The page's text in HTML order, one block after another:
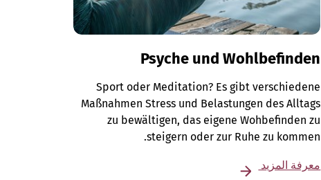
Psyche und Wohlbefinden
Sport oder Meditation? Es gibt verschiedene
Maßnahmen Stress und Belastungen des Alltags
zu bewältigen, das eigene Wohbefinden zu
steigern oder zur Ruhe zu kommen.
معرفة المزيد